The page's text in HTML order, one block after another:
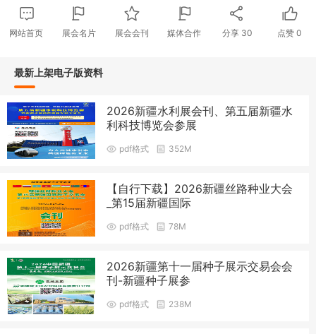
网站首页 展会名片 展会会刊 媒体合作 分享 30 点赞0
最新上架电子版资料
2026新疆水利展会刊、第五届新疆水
利科技博览会参展
pdf格式 352M
【自行下载】2026新疆丝路种业大会
_第15届新疆国际
pdf格式 78M
2026新疆第十一届种子展示交易会会
刊-新疆种子展参
pdf格式 238M